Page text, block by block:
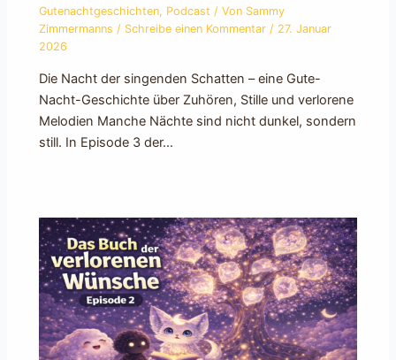
Gutenachtgeschichten, Podcast / Von Sammy
Zimmermanns / Schreibe einen Kommentar / 27. Januar
2026
Die Nacht der singenden Schatten – eine Gute-
Nacht-Geschichte über Zuhören, Stille und verlorene
Melodien Manche Nächte sind nicht dunkel, sondern
still. In Episode 3 der…